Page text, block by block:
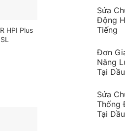
HPI Plus
Bóng Compact
Sửa
Động
Tiếng
Đơn
Năng
Tại
Sửa
Thống
Tại